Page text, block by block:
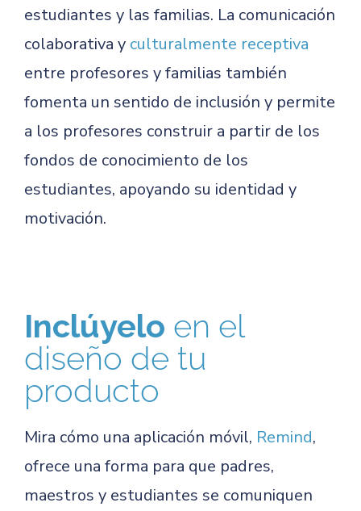
estudiantes y las familias. La comunicación
colaborativa y culturalmente receptiva
entre profesores y familias también
fomenta un sentido de inclusión y permite
a los profesores construir a partir de los
fondos de conocimiento de los
estudiantes, apoyando su identidad y
motivación.
Inclúyelo en el
diseño de tu
producto
Mira cómo una aplicación móvil, Remind,
ofrece una forma para que padres,
maestros y estudiantes se comuniquen